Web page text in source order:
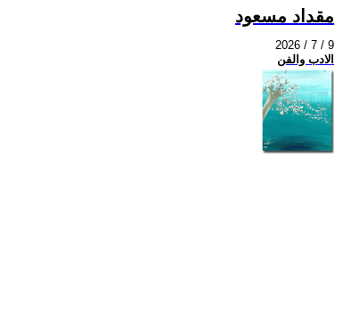
مقداد مسعود
2026 / 7 / 9
الادب والفن